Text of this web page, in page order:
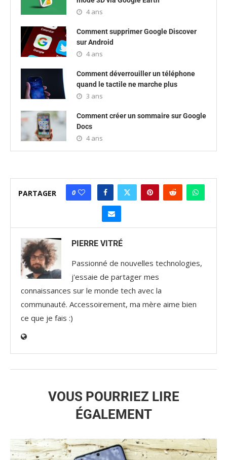
4 ans
Comment supprimer Google Discover
sur Android
4 ans
Comment déverrouiller un téléphone
quand le tactile ne marche plus
3 ans
Comment créer un sommaire sur Google
Docs
4 ans
PARTAGER 0
PIERRE VITRÉ
Passionné de nouvelles technologies,
j'essaie de partager mes
connaissances sur le monde tech avec la
communauté. Accessoirement, ma mère aime bien
ce que je fais :)
VOUS POURRIEZ LIRE
ÉGALEMENT